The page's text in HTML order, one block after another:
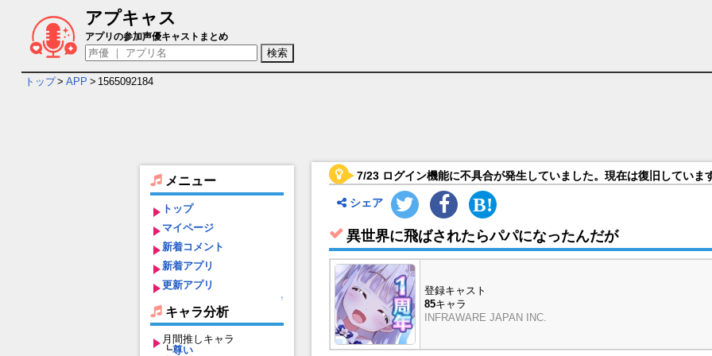
アプキャス
異世界に飛ばされたらパパになったんだが キャラ＆声優（CV）一覧
アプリの参加声優キャストまとめ
トップ> APP > 1565092184
メニュー
トップ
マイページ
新着コメント
新着アプリ
更新アプリ
↑
キャラ分析
月間推しキャラ
┗尊い
7/23 ログイン機能に不具合が発生していました。現在は復旧していま
シェア
異世界に飛ばされたらパパになったんだが
登録キャスト
85キャラ
INFRAWARE JAPAN INC.